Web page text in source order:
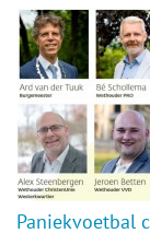
Paniekvoetbal